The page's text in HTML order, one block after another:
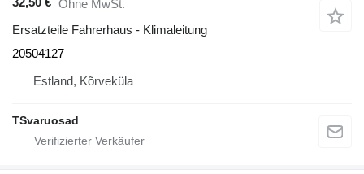
Ohne MwSt.
Ersatzteile Fahrerhaus - Klimaleitung
20504127
Estland, Kõrveküla
TSvaruosad